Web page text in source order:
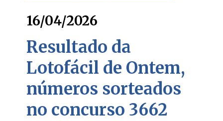
Resultado da
Lotofácil de Ontem,
números sorteados
no concurso 3662
16/04/2026